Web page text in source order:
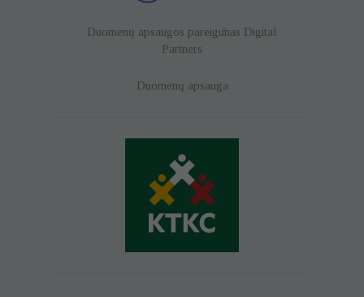
Duomenų apsaugos pareigūnas Digital
Partners
Duomenų apsauga